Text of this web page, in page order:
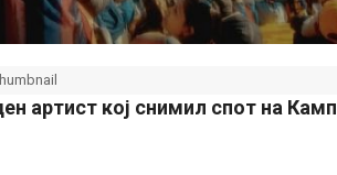
артист кој снимил спот на Камп